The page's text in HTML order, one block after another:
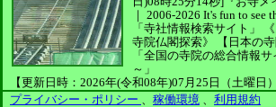
｜ 2006-2026 It's fun to see
「寺社情報検索サイト」
寺院仏閣探索》
【日本の
「全国の寺院の総合情報
～」
【更新日時：2026年(令和08年)07月25日（土曜日
プライバシー・ポリシー
稼働環境 利用規約